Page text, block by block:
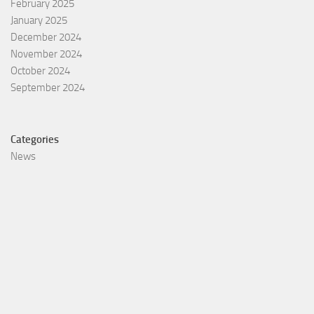
February 2025
January 2025
December 2024
November 2024
October 2024
September 2024
Categories
News